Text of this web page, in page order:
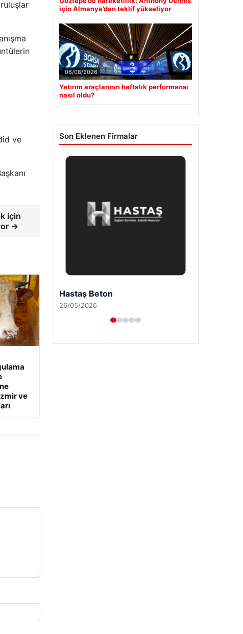
ve
için
→
ve
için Almanya’dan teklif yükseliyor
06/08/2026
Yatırım araçlarının haftalık performansı
nasıl oldu?
Son Eklenen Firmalar
Enes Kaplan Avukatlık Bürosu
28/04/2026